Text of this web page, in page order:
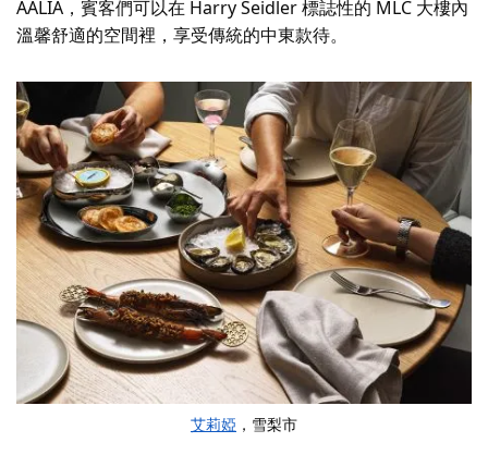
AALIA，賓客們可以在 Harry Seidler 標誌性的 MLC 大樓內
溫馨舒適的空間裡，享受傳統的中東款待。
艾莉婭 ，雪梨市